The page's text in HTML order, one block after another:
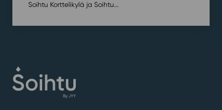
Soihtu Korttelikylä ja Soihtu...